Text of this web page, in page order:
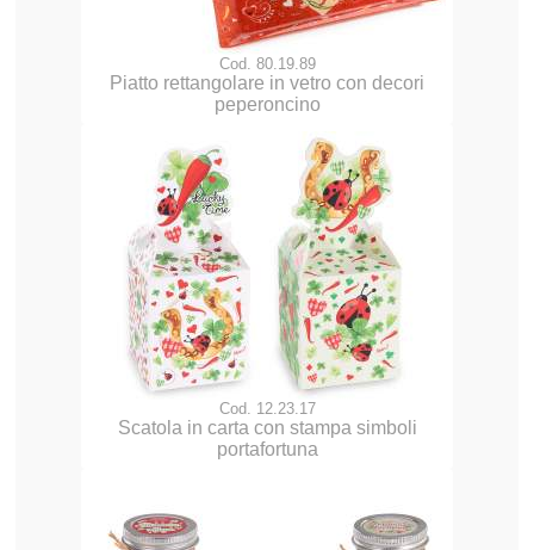
Cod. 80.19.89
Piatto rettangolare in vetro con decori
peperoncino
Cod. 12.23.17
Scatola in carta con stampa simboli
portafortuna